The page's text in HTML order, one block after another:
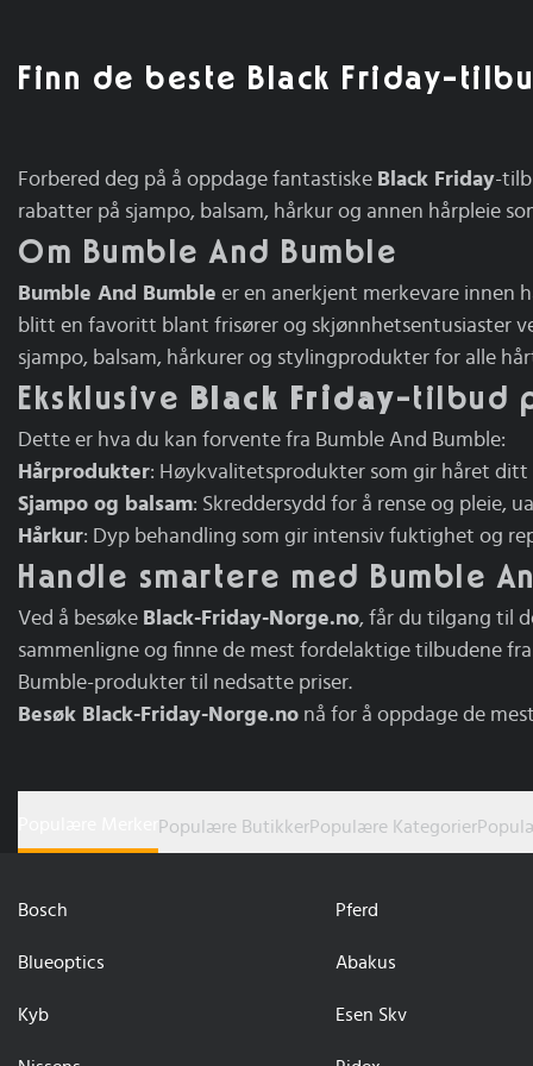
Finn de beste Black Friday-
Forbered deg på å oppdage fantastiske Black Friday-
rabatter på sjampo, balsam, hårkur og annen hårpleie
Om Bumble And Bumble
Bumble And Bumble er en anerkjent merkevare innen
blitt en favoritt blant frisører og skjønnhetsentusiaster
sjampo, balsam, hårkurer og stylingprodukter for alle
Eksklusive Black Friday-tilbud
Dette er hva du kan forvente fra Bumble And Bumble:
Hårprodukter: Høykvalitetsprodukter som gir håret ditt
Sjampo og balsam: Skreddersydd for å rense og pleie,
Hårkur: Dyp behandling som gir intensiv fuktighet og
Handle smartere med Bumble
Ved å besøke Black-Friday-Norge.no, får du tilgang til
sammenligne og finne de mest fordelaktige tilbudene
Bumble-produkter til nedsatte priser.
Besøk Black-Friday-Norge.no nå for å oppdage de
Populære ButikkerPopulære Kategorier
Bosch Pferd
Blueoptics Abakus
Kyb Esen Skv